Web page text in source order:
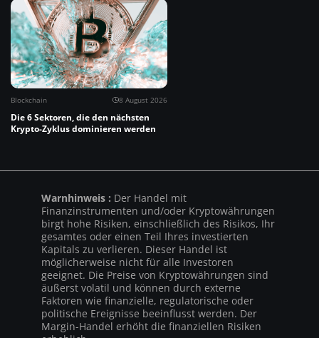
Blockchain 8 August 2026
Die 6 Sektoren, die den nächsten
Krypto-Zyklus dominieren werden
Warnhinweis : Der Handel mit
Finanzinstrumenten und/oder Kryptowährungen
birgt hohe Risiken, einschließlich des Risikos, Ihr
gesamtes oder einen Teil Ihres investierten
Kapitals zu verlieren. Dieser Handel ist
möglicherweise nicht für alle Investoren
geeignet. Die Preise von Kryptowährungen sind
äußerst volatil und können durch externe
Faktoren wie finanzielle, regulatorische oder
politische Ereignisse beeinflusst werden. Der
Margin-Handel erhöht die finanziellen Risiken